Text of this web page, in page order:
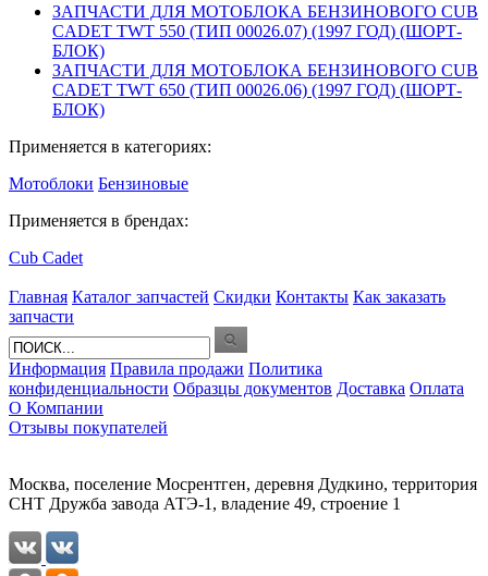
ЗАПЧАСТИ ДЛЯ МОТОБЛОКА БЕНЗИНОВОГО CUB
CADET TWT 550 (ТИП 00026.07) (1997 ГОД) (ШОРТ-
БЛОК)
ЗАПЧАСТИ ДЛЯ МОТОБЛОКА БЕНЗИНОВОГО CUB
CADET TWT 650 (ТИП 00026.06) (1997 ГОД) (ШОРТ-
БЛОК)
Применяется в категориях:
Мотоблоки Бензиновые
Применяется в брендах:
Cub Cadet
Главная Каталог запчастей Скидки Контакты Как заказать
запчасти
Информация Правила продажи Политика
конфиденциальности Образцы документов Доставка Оплата
О Компании
Отзывы покупателей
Москва, поселение Мосрентген, деревня Дудкино, территория
СНТ Дружба завода АТЭ-1, владение 49, строение 1